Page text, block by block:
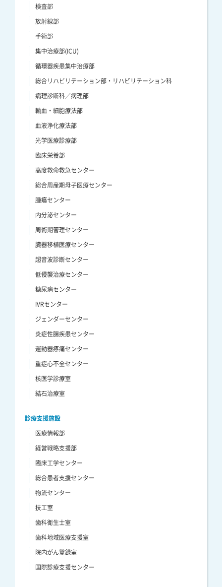
検査部
放射線部
手術部
集中治療部(ICU)
循環器疾患集中治療部
総合リハビリテーション部・リハビリテーション科
病理診断科／病理部
輸血・細胞療法部
血液浄化療法部
光学医療診療部
臨床栄養部
高度救命救急センター
総合周産期母子医療センター
腫瘍センター
内分泌センター
周術期管理センター
臓器移植医療センター
超音波診断センター
低侵襲治療センター
糖尿病センター
IVRセンター
ジェンダーセンター
炎症性腸疾患センター
運動器疼痛センター
重症心不全センター
核医学診療室
結石治療室
診療支援施設
医療情報部
経営戦略支援部
臨床工学センター
総合患者支援センター
物流センター
技工室
歯科衛生士室
歯科地域医療支援室
院内がん登録室
国際診療支援センター